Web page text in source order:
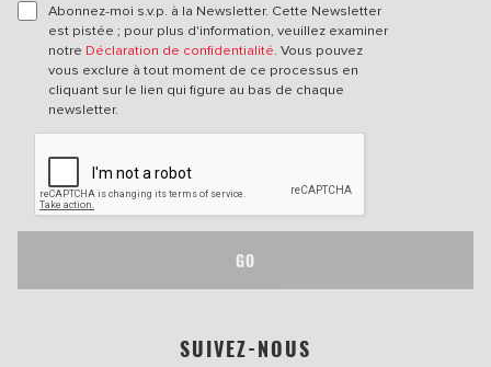
Abonnez-moi s.v.p. à la Newsletter. Cette Newsletter
est pistée ; pour plus d'information, veuillez examiner
notre Déclaration de confidentialité. Vous pouvez
vous exclure à tout moment de ce processus en
cliquant sur le lien qui figure au bas de chaque
newsletter.
GO
SUIVEZ-NOUS